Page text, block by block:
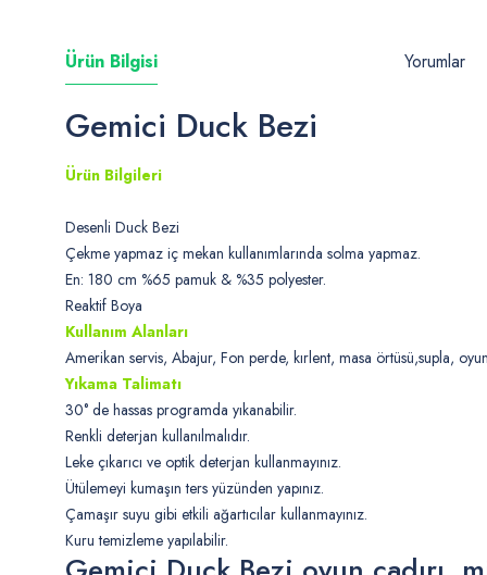
Ürün Bilgisi Yorumlar
Gemici Duck Bezi
Ürün Bilgileri
Desenli Duck Bezi
Çekme yapmaz iç mekan kullanımlarında solma yapmaz.
En: 180 cm %65 pamuk & %35 polyester.
Reaktif Boya
Kullanım Alanları
Amerikan servis, Abajur, Fon perde, kırlent, masa örtüsü,supla,
Yıkama Talimatı
30° de hassas programda yıkanabilir.
Renkli deterjan kullanılmalıdır.
Leke çıkarıcı ve optik deterjan kullanmayınız.
Ütülemeyi kumaşın ters yüzünden yapınız.
Çamaşır suyu gibi etkili ağartıcılar kullanmayınız.
Kuru temizleme yapılabilir.